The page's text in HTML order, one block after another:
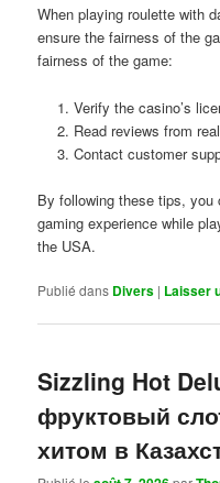
When playing roulette with
ensure the fairness of the
fairness of the game:
Verify the casino’s
Read reviews from
Contact customer
By following these tips, you
gaming experience while
the USA.
Publié dans Divers | Laisser
Sizzling Hot
фруктовый
хитом в